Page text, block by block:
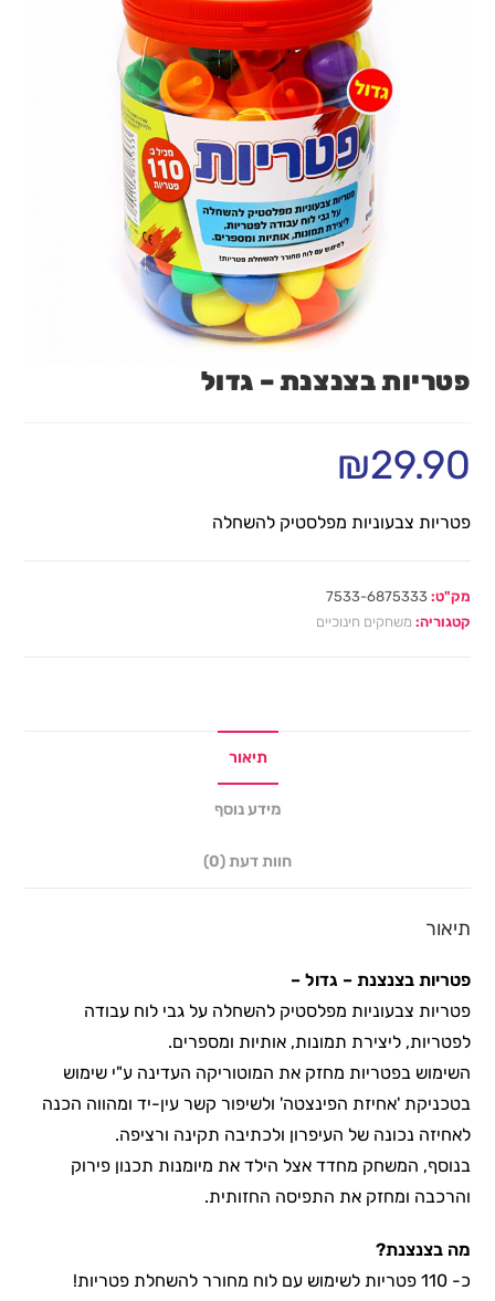
פטריות בצנצנת – גדול
₪29.90
פטריות צבעוניות מפלסטיק להשחלה
מק"ט:7533-6875333
קטגוריה: משחקים חינוכיים
תיאור
מידע נוסף
חוות דעת (0)
תיאור
פטריות בצנצנת – גדול –
פטריות צבעוניות מפלסטיק להשחלה על גבי לוח עבודה
לפטריות, ליצירת תמונות, אותיות ומספרים.
השימוש בפטריות מחזק את המוטוריקה העדינה ע"י שימוש
בטכניקת 'אחיזת הפינצטה' ולשיפור קשר עין-יד ומהווה הכנה
לאחיזה נכונה של העיפרון ולכתיבה תקינה ורציפה.
בנוסף, המשחק מחדד אצל הילד את מיומנות תכנון פירוק
והרכבה ומחזק את התפיסה החזותית.
מה בצנצנת?
כ- 110 פטריות לשימוש עם לוח מחורר להשחלת פטריות!